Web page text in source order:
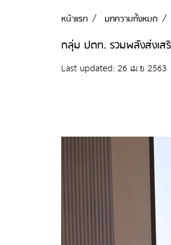
หน้าแรก บทความทั้งหมด
กลุ่ม ปตท. รวมพลังส่งเ
Last updated: 26 เม.ย 2563